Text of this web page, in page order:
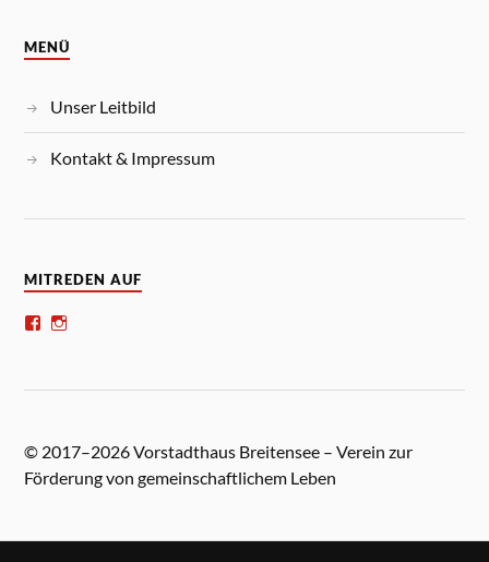
MENÜ
Unser Leitbild
Kontakt & Impressum
MITREDEN AUF
© 2017–2026 Vorstadthaus Breitensee – Verein zur
Förderung von gemeinschaftlichem Leben